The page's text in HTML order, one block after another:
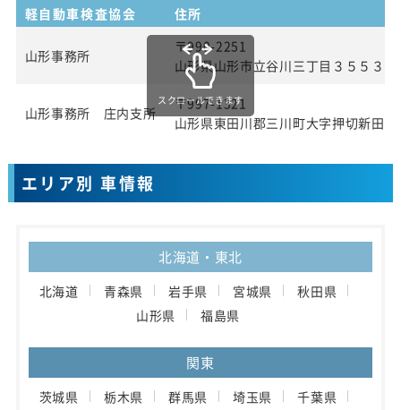
軽自動車検査協会 住所
山形事務所
〒990-2251
山形県山形市立谷川三丁目３５５３番
山形事務所 庄内支所
〒997-1321
山形県東田川郡三川町大字押切新田
スクロールできます
エリア別 車情報
北海道・東北
北海道 青森県 岩手県 宮城県
秋田県
山形県
福島県
関東
茨城県 栃木県 群馬県 埼玉県
千葉県